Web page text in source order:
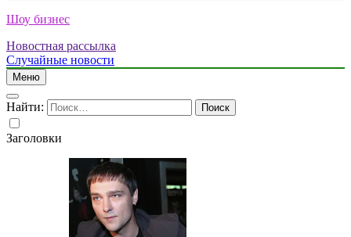
Шоу бизнес
Новостная рассылка
Случайные новости
Меню
Найти:
Заголовки